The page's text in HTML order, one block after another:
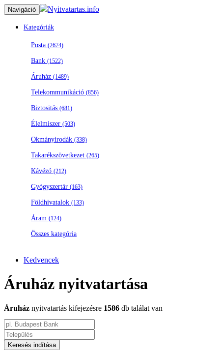
Navigáció Nyitvatartas.info
Kategóriák
Posta (2674)
Bank (1522)
Áruház (1489)
Telekommunikáció (856)
Biztositás (681)
Élelmiszer (503)
Okmányirodák (338)
Takarékszövetkezet (265)
Kávézó (212)
Gyógyszertár (163)
Földhivatalok (133)
Áram (124)
Összes kategória
Kedvencek
Áruház nyitvatartása
Áruház nyitvatartás kifejezésre 1586 db találat van
Keresés indítása